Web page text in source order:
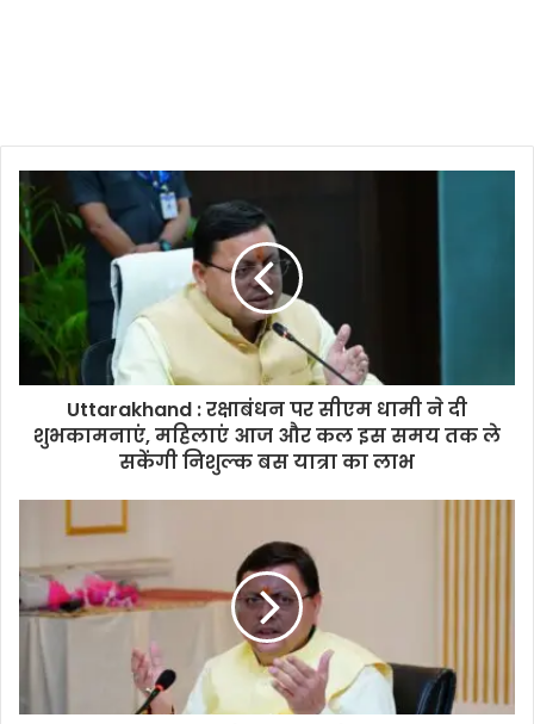
Uttarakhand : रक्षाबंधन पर सीएम धामी ने दी
शुभकामनाएं, महिलाएं आज और कल इस समय तक ले
सकेंगी निशुल्क बस यात्रा का लाभ